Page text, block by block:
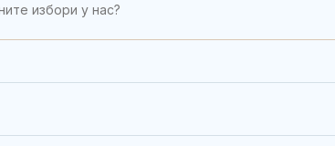
избори у нас?